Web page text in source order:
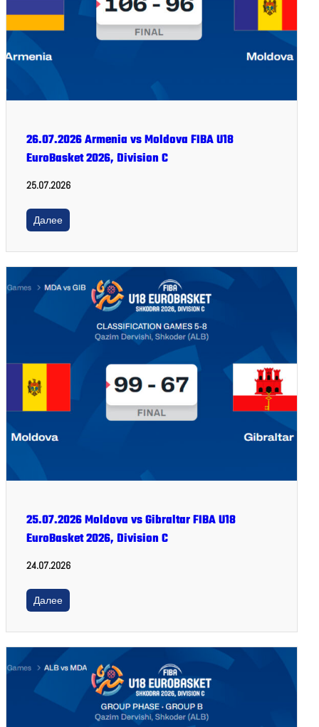
26.07.2026 Armenia vs Moldova FIBA U18
EuroBasket 2026, Division C
25.07.2026
Далее
25.07.2026 Moldova vs Gibraltar FIBA U18
EuroBasket 2026, Division C
24.07.2026
Далее